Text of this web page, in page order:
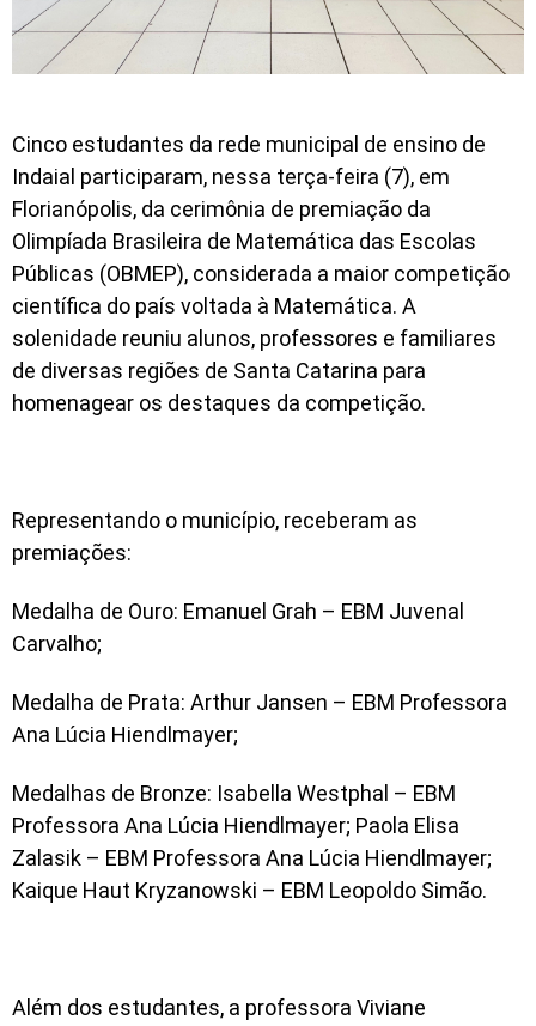
Cinco estudantes da rede municipal de ensino de
Indaial participaram, nessa terça-feira (7), em
Florianópolis, da cerimônia de premiação da
Olimpíada Brasileira de Matemática das Escolas
Públicas (OBMEP), considerada a maior competição
científica do país voltada à Matemática. A
solenidade reuniu alunos, professores e familiares
de diversas regiões de Santa Catarina para
homenagear os destaques da competição.
Representando o município, receberam as
premiações:
Medalha de Ouro: Emanuel Grah – EBM Juvenal
Carvalho;
Medalha de Prata: Arthur Jansen – EBM Professora
Ana Lúcia Hiendlmayer;
Medalhas de Bronze: Isabella Westphal – EBM
Professora Ana Lúcia Hiendlmayer; Paola Elisa
Zalasik – EBM Professora Ana Lúcia Hiendlmayer;
Kaique Haut Kryzanowski – EBM Leopoldo Simão.
Além dos estudantes, a professora Viviane